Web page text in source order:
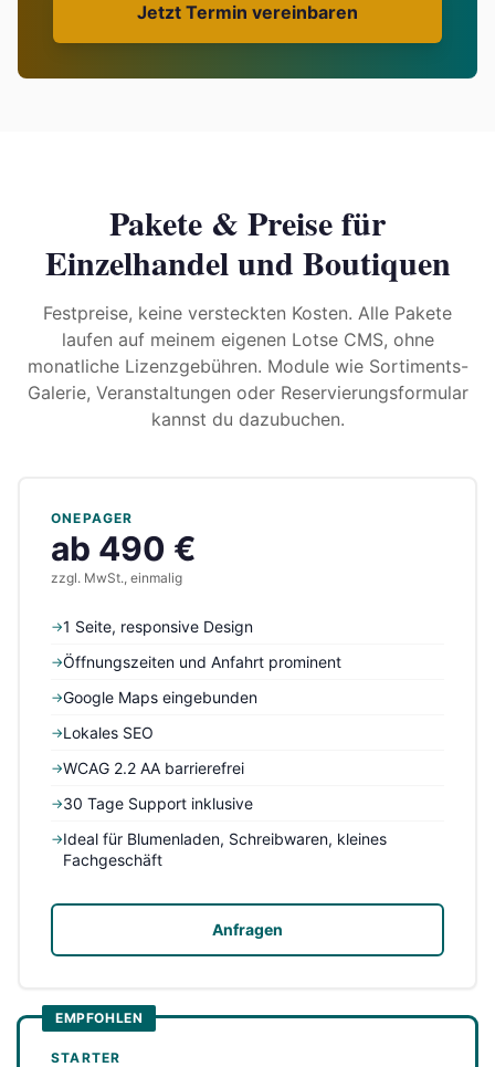
Jetzt Termin vereinbaren
Pakete & Preise für
Einzelhandel und Boutiquen
Festpreise, keine versteckten Kosten. Alle Pakete
laufen auf meinem eigenen Lotse CMS, ohne
monatliche Lizenzgebühren. Module wie Sortiments-
Galerie, Veranstaltungen oder Reservierungsformular
kannst du dazubuchen.
ONEPAGER
ab 490 €
zzgl. MwSt., einmalig
→1 Seite, responsive Design
→Öffnungszeiten und Anfahrt prominent
→Google Maps eingebunden
→Lokales SEO
→WCAG 2.2 AA barrierefrei
→30 Tage Support inklusive
→Ideal für Blumenladen, Schreibwaren, kleines
Fachgeschäft
Anfragen
EMPFOHLEN
STARTER